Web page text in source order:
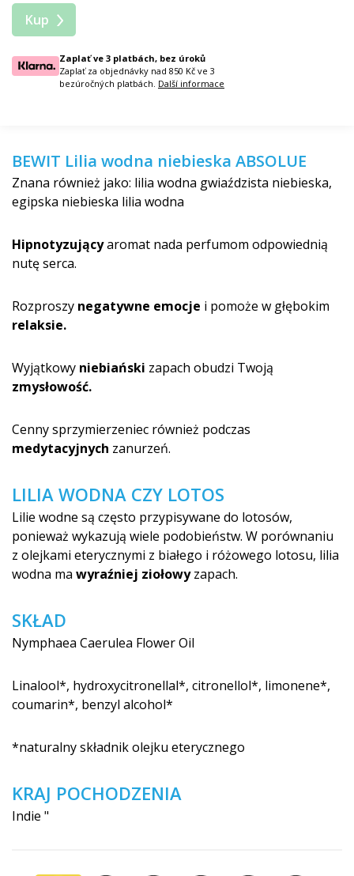
Kup
Zaplať ve 3 platbách, bez úroků
Zaplať za objednávky nad 850 Kč ve 3
bezúročných platbách. Další informace
BEWIT Lilia wodna niebieska ABSOLUE
Znana również jako: lilia wodna gwiaździsta niebieska,
egipska niebieska lilia wodna
Hipnotyzującyaromat nada perfumom odpowiednią
nutę serca.
Rozproszy negatywne emocje i pomoże w głębokim
relaksie.
Wyjątkowy niebiański zapach obudzi Twoją
zmysłowość.
Cenny sprzymierzeniec również podczas
medytacyjnych zanurzeń.
LILIA WODNA CZY LOTOS
Lilie wodne są często przypisywane do lotosów,
ponieważ wykazują wiele podobieństw. W porównaniu
z olejkami eterycznymi z białego i różowego lotosu, lilia
wodna ma wyraźniej ziołowyzapach.
SKŁAD
Nymphaea Caerulea Flower Oil
Linalool*, hydroxycitrone­llal*, citronellol*, limonene*,
coumarin*, benzyl alcohol*
*naturalny składnik olejku eterycznego
KRAJ POCHODZENIA
Indie "